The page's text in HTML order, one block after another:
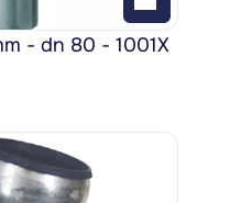
- dn 80 - 1001X